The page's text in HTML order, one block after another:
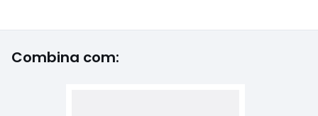
Combina com: